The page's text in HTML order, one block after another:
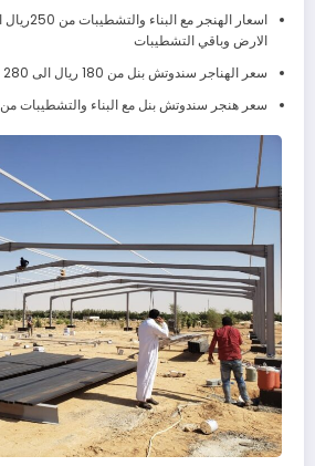
الارض وباقي التشطيبات
سعر الهناجر سندوتش بنل من 180 ريال الى 280 ريال للمتر مربع
سعر هنجر سندوتش بنل مع البناء والتشطيبات من 350 ريال الى 430 ريال